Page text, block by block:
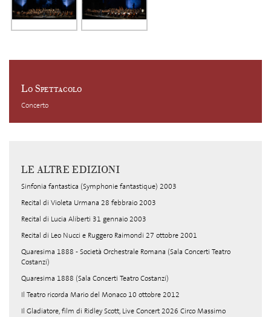
Lo Spettacolo
Concerto
LE ALTRE EDIZIONI
Sinfonia fantastica (Symphonie fantastique) 2003
Recital di Violeta Urmana 28 febbraio 2003
Recital di Lucia Aliberti 31 gennaio 2003
Recital di Leo Nucci e Ruggero Raimondi 27 ottobre 2001
Quaresima 1888 - Società Orchestrale Romana (Sala Concerti Teatro
Costanzi)
Quaresima 1888 (Sala Concerti Teatro Costanzi)
Il Teatro ricorda Mario del Monaco 10 ottobre 2012
Il Gladiatore, film di Ridley Scott, Live Concert 2026 Circo Massimo